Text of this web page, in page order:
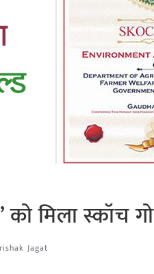
को मिला स्कॉच
Jagat